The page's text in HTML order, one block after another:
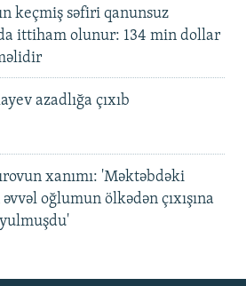
keçmiş səfiri qanunsuz
ittiham olunur: 134 min dollar
azadlığa çıxıb
xanımı: 'Məktəbdəki
oğlumun ölkədən çıxışına